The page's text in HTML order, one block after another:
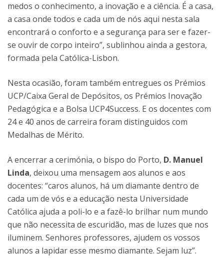
medos o conhecimento, a inovação e a ciência. É a casa,
a casa onde todos e cada um de nós aqui nesta sala
encontrará o conforto e a segurança para ser e fazer-
se ouvir de corpo inteiro”, sublinhou ainda a gestora,
formada pela Católica-Lisbon.
Nesta ocasião, foram também entregues os Prémios
UCP/Caixa Geral de Depósitos, os Prémios Inovação
Pedagógica e a Bolsa UCP4Success. E os docentes com
24 e 40 anos de carreira foram distinguidos com
Medalhas de Mérito.
A encerrar a cerimónia, o bispo do Porto, D. Manuel
Linda, deixou uma mensagem aos alunos e aos
docentes: “caros alunos, há um diamante dentro de
cada um de vós e a educação nesta Universidade
Católica ajuda a poli-lo e a fazê-lo brilhar num mundo
que não necessita de escuridão, mas de luzes que nos
iluminem. Senhores professores, ajudem os vossos
alunos a lapidar esse mesmo diamante. Sejam luz”.